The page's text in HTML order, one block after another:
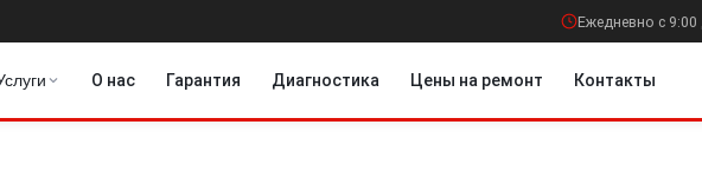
Ежедневно с
О нас Гарантия Диагностика Цены на ремонт Контакты